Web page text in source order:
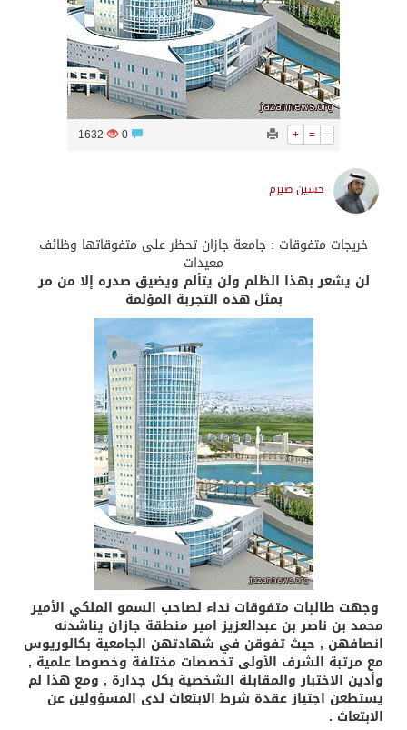
+ = -
1632
حسين صيرم
خريجات متفوقات : جامعة جازان تحظر على متفوقاتها وظائف
معيدات
لن يشعر بهذا الظلم ولن يتألم ويضيق صدره إلا من مر
بمثل هذه التجربة المؤلمة
وجهت طالبات متفوقات نداء لصاحب السمو الملكي الأمير
محمد بن ناصر بن عبدالعزيز امير منطقة جازان يناشدنه
انصافهن , حيث تفوقن في شهادتهن الجامعية بكالوريوس
مع مرتبة الشرف الأولى تخصصات مختلفة وخصوصا علمية ,
وأدين الاختبار والمقابلة الشخصية بكل جدارة , ومع هذا لم
يستطعن اجتياز عقدة شرط الابتعاث لدى المسؤولين عن
الابتعاث .